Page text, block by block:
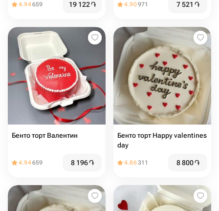
4.94659 19 122֏ 4.90971 7 521 ֏
Бенто торт Валентин
4.94659 8 196֏
Бенто торт Happy valentines
day
4.86311 8 800֏